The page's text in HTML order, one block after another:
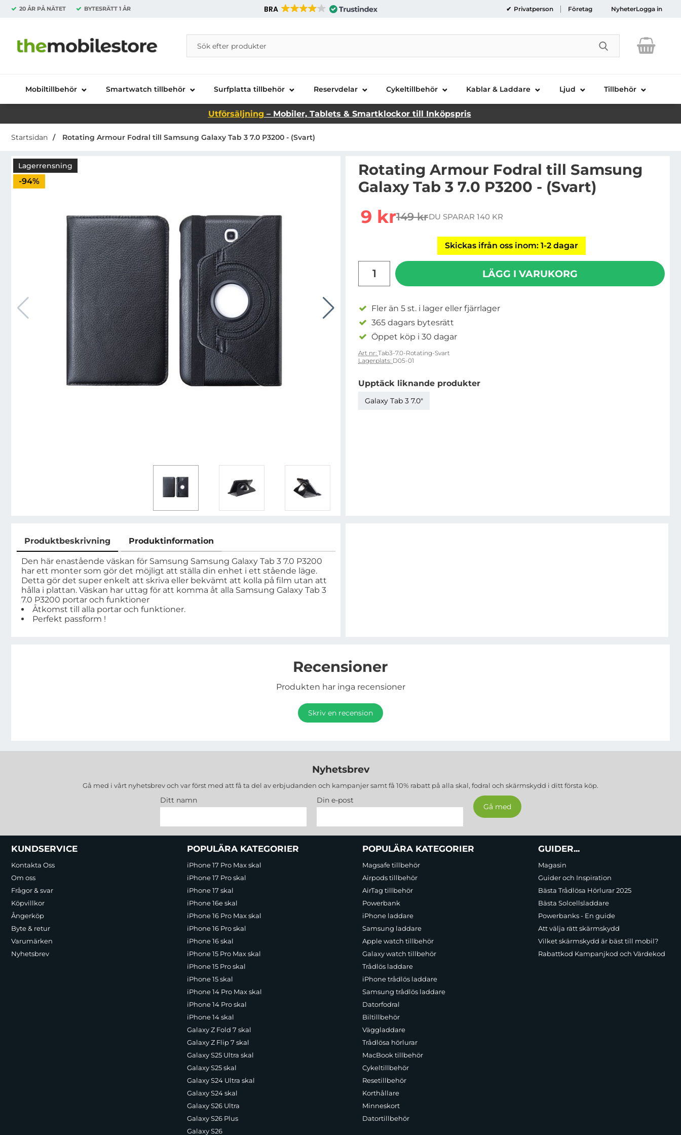
20 ÅR PÅ NÄTET BYTESRÄTT 1 ÅR BRA Privatperson Företag NyheterLogga in
Startsidan för Danira Telecom AB
Sök
Sök på Danira Telecom AB
Genomför
Mobiltillbehör Smartwatch tillbehör Surfplatta tillbehör Reservdelar Cykeltillbehör Kablar & Laddare Ljud Tillbehör
Utförsäljning – Mobiler, Tablets & Smartklockor till Inköpspris
Startsidan Rotating Armour Fodral till Samsung Galaxy Tab 3 7.0 P3200 - (Svart)
Lagerrensning
Priset är nedsatt med
-94%
Rotating Armour Fodral till Samsung
Galaxy Tab 3 7.0 P3200 - (Svart)
rea pris
9 krtidigare pris
149 krDU SPARAR 140 KR
Skickas ifrån oss inom: 1-2 dagar
LÄGG I VARUKORG
Fler än 5 st. i lager eller fjärrlager
365 dagars bytesrätt
Öppet köp i 30 dagar
Art nr: Tab3-7.0-Rotating-Svart
Lagerplats: D05-01
Upptäck liknande produkter
Galaxy Tab 3 7.0"
Produktbeskrivning Produktinformation
Produktbeskrivning
Den här enastående väskan för Samsung Samsung Galaxy Tab 3 7.0 P3200
har ett monter som gör det möjligt att ställa din enhet i ett stående läge.
Detta gör det super enkelt att skriva eller bekvämt att kolla på film utan att
hålla i plattan. Väskan har uttag för att komma åt alla Samsung Galaxy Tab 3
7.0 P3200 portar och funktioner
Åtkomst till alla portar och funktioner.
Perfekt passform !
Recensioner
Produkten har inga recensioner
Skriv en recension
Nyhetsbrev
Gå med i vårt nyhetsbrev och var först med att få ta del av erbjudanden och kampanjer samt få 10% rabatt på alla skal, fodral och skärmskydd i ditt första köp.
Ditt namn Din e-post
Sidfot Blandad info och länkar
KUNDSERVICE
Kontakta Oss
Om oss
Frågor & svar
Köpvillkor
Ångerköp
Byte & retur
Varumärken
Nyhetsbrev
POPULÄRA KATEGORIER
iPhone 17 Pro Max skal
iPhone 17 Pro skal
iPhone 17 skal
iPhone 16e skal
iPhone 16 Pro Max skal
iPhone 16 Pro skal
iPhone 16 skal
iPhone 15 Pro Max skal
iPhone 15 Pro skal
iPhone 15 skal
iPhone 14 Pro Max skal
iPhone 14 Pro skal
iPhone 14 skal
Galaxy Z Fold 7 skal
Galaxy Z Flip 7 skal
Galaxy S25 Ultra skal
Galaxy S25 skal
Galaxy S24 Ultra skal
Galaxy S24 skal
Galaxy S26 Ultra
Galaxy S26 Plus
Galaxy S26
POPULÄRA KATEGORIER
Magsafe tillbehör
Airpods tillbehör
AirTag tillbehör
Powerbank
iPhone laddare
Samsung laddare
Apple watch tillbehör
Galaxy watch tillbehör
Trådlös laddare
iPhone trådlös laddare
Samsung trådlös laddare
Datorfodral
Biltillbehör
Väggladdare
Trådlösa hörlurar
MacBook tillbehör
Cykeltillbehör
Resetillbehör
Korthållare
Minneskort
Datortillbehör
GUIDER...
Magasin
Guider och Inspiration
Bästa Trådlösa Hörlurar 2025
Bästa Solcellsladdare
Powerbanks - En guide
Att välja rätt skärmskydd
Vilket skärmskydd är bäst till mobil?
Rabattkod Kampanjkod och Värdekod